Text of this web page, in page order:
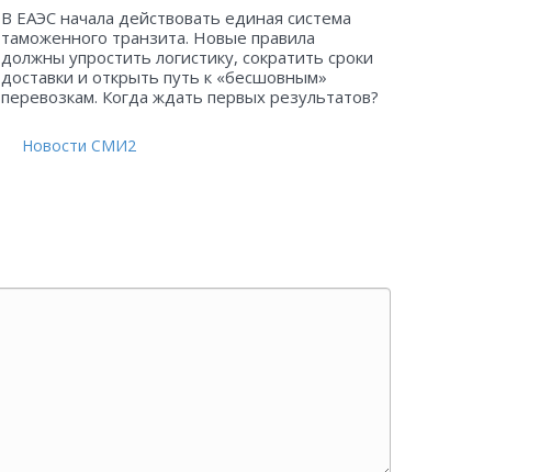
В ЕАЭС начала действовать единая система
таможенного транзита. Новые правила
должны упростить логистику, сократить сроки
доставки и открыть путь к «бесшовным»
перевозкам. Когда ждать первых результатов?
Новости СМИ2